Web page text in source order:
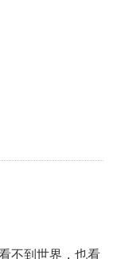
不到世界，也看